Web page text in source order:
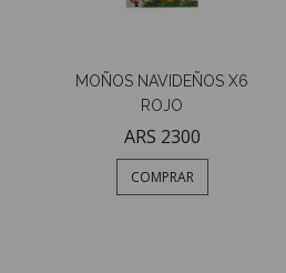
MOÑOS NAVIDEÑOS X6
ROJO
ARS 2300
COMPRAR